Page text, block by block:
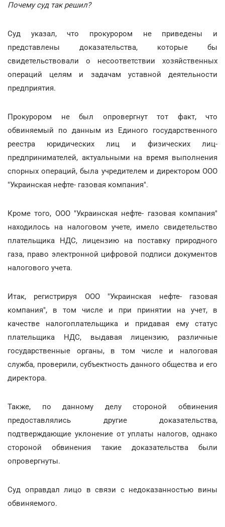
Почему суд так решил?
Суд указал, что прокурором не приведены и
представлены доказательства, которые бы
свидетельствовали о несоответствии хозяйственных
операций целям и задачам уставной деятельности
предприятия.
Прокурором не был опровергнут тот факт, что
обвиняемый по данным из Единого государственного
реестра юридических лиц и физических лиц-
предпринимателей, актуальными на время выполнения
спорных операций, была учредителем и директором ООО
"Украинская нефте- газовая компания".
Кроме того, ООО "Украинская нефте- газовая компания"
находилось на налоговом учете, имело свидетельство
плательщика НДС, лицензию на поставку природного
газа, право электронной цифровой подписи документов
налогового учета.
Итак, регистрируя ООО "Украинская нефте- газовая
компания", в том числе и при принятии на учет, в
качестве налогоплательщика и придавая ему статус
плательщика НДС, выдавая лицензию, различные
государственные органы, в том числе и налоговая
служба, проверили, субъектность данного общества и его
директора.
Также, по данному делу стороной обвинения
предоставлялись другие доказательства,
подтверждающие уклонение от уплаты налогов, однако
стороной обвинения такие доказательства были
опровергнуты.
Суд оправдал лицо в связи с недоказанностью вины
обвиняемого.